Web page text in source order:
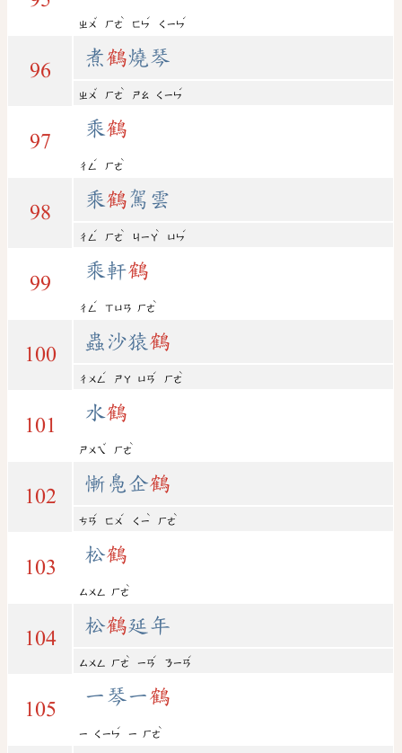
ㄓㄨ
ˇ
ㄏㄜ
ˋ
ㄈㄣ
ˊ
ㄑㄧㄣ
ˊ
96
煮鶴燒琴
ㄓㄨ
ˇ
ㄏㄜ
ˋ
ㄕㄠ ㄑㄧㄣ
ˊ
97
乘鶴
ㄔㄥ
ˊ
ㄏㄜ
ˋ
98
乘鶴駕雲
ㄔㄥ
ˊ
ㄏㄜ
ˋ
ㄐㄧㄚ
ˋ
ㄩㄣ
ˊ
99
乘軒鶴
ㄔㄥ
ˊ
ㄒㄩㄢ ㄏㄜ
ˋ
100
蟲沙猿鶴
ㄔㄨㄥ
ˊ
ㄕㄚ ㄩㄢ
ˊ
ㄏㄜ
ˋ
101
水鶴
ㄕㄨㄟ
ˇ
ㄏㄜ
ˋ
102
慚鳧企鶴
ㄘㄢ
ˊ
ㄈㄨ
ˊ
ㄑㄧ
ˋ
ㄏㄜ
ˋ
103
松鶴
ㄙㄨㄥ ㄏㄜ
ˋ
104
松鶴延年
ㄙㄨㄥ ㄏㄜ
ˋ
ㄧㄢ
ˊ
ㄋㄧㄢ
ˊ
105
一琴一鶴
ㄧ ㄑㄧㄣ
ˊ
ㄧ ㄏㄜ
ˋ